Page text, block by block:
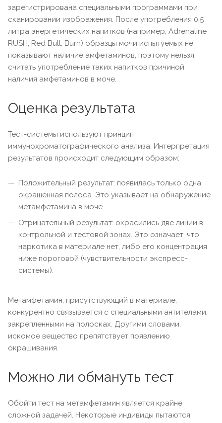
зарегистрирована специальными программами при
сканировании изображения. После употребления 0,5
литра энергетических напитков (например, Adrenaline
RUSH, Red Bull, Burn) образцы мочи испытуемых не
показывают наличие амфетаминов, поэтому нельзя
считать употребление таких напитков причиной
наличия амфетаминов в моче.
Оценка результата
Тест-системы используют принцип
иммунохроматографического анализа. Интерпретация
результатов происходит следующим образом:
Положительный результат: появилась только одна
окрашенная полоса. Это указывает на обнаружение
метамфетамина в моче.
Отрицательный результат: окрасились две линии в
контрольной и тестовой зонах. Это означает, что
наркотика в материале нет, либо его концентрация
ниже пороговой (чувствительности экспресс-
системы).
Метамфетамин, присутствующий в материале,
конкурентно связывается с специальными антителами,
закрепленными на полосках. Другими словами,
искомое вещество препятствует появлению
окрашивания.
Можно ли обмануть тест
Обойти тест на метамфетамин является крайне
сложной задачей. Некоторые индивиды пытаются